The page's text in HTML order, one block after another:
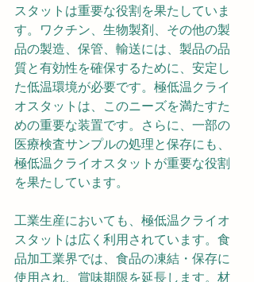
スタットは重要な役割を果たしていま
す。ワクチン、生物製剤、その他の製
品の製造、保管、輸送には、製品の品
質と有効性を確保するために、安定し
た低温環境が必要です。極低温クライ
オスタットは、このニーズを満たすた
めの重要な装置です。さらに、一部の
医療検査サンプルの処理と保存にも、
極低温クライオスタットが重要な役割
を果たしています。
工業生産においても、極低温クライオ
スタットは広く利用されています。食
品加工業界では、食品の凍結・保存に
使用され、賞味期限を延長します。材